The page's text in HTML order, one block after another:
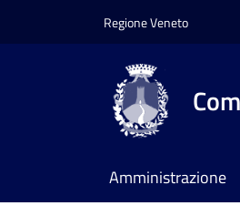
Regione Veneto
Amministrazione